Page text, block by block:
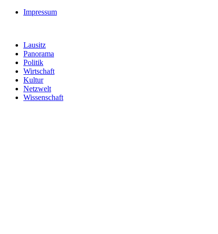
Impressum
Lausitz
Panorama
Politik
Wirtschaft
Kultur
Netzwelt
Wissenschaft